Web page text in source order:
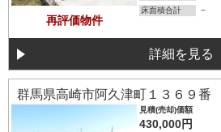
再評価物件
床面積合計
−
詳細を見る
群馬県高崎市阿久津町１３６９番
見積(売却)価額
430,000円